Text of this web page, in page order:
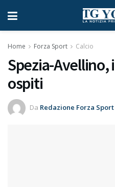
Home Forza Sport Calcio
Spezia-
ospiti
Da Redazione Forza Sport